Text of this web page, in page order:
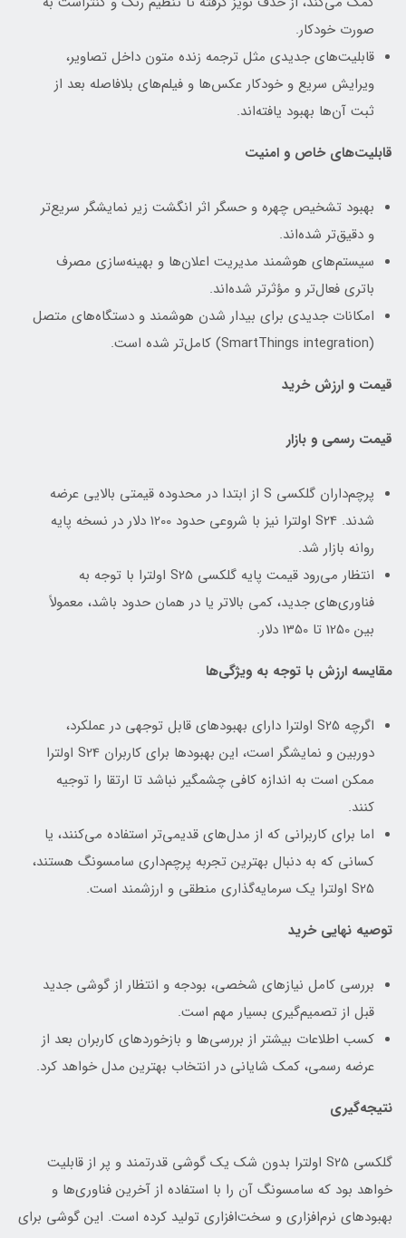
صورت خودکار.
قابلیت‌های جدیدی مثل ترجمه زنده متون داخل تصاویر،
ویرایش سریع و خودکار عکس‌ها و فیلم‌های بلافاصله بعد از
ثبت آن‌ها بهبود یافته‌اند.
قابلیت‌های خاص و امنیت
بهبود تشخیص چهره و حسگر اثر انگشت زیر نمایشگر سریع‌تر
و دقیق‌تر شده‌اند.
سیستم‌های هوشمند مدیریت اعلان‌ها و بهینه‌سازی مصرف
باتری فعال‌تر و مؤثرتر شده‌اند.
امکانات جدیدی برای بیدار شدن هوشمند و دستگاه‌های متصل
(SmartThings integration) کامل‌تر شده است.
قیمت و ارزش خرید
قیمت رسمی و بازار
پرچم‌داران گلکسی S از ابتدا در محدوده قیمتی بالایی عرضه
شدند. S24 اولترا نیز با شروعی حدود 1200 دلار در نسخه پایه
روانه بازار شد.
انتظار می‌رود قیمت پایه گلکسی S25 اولترا با توجه به
فناوری‌های جدید، کمی بالاتر یا در همان حدود باشد، معمولاً
بین 1250 تا 1350 دلار.
مقایسه ارزش با توجه به ویژگی‌ها
اگرچه S25 اولترا دارای بهبودهای قابل توجهی در عملکرد،
دوربین و نمایشگر است، این بهبودها برای کاربران S24 اولترا
ممکن است به اندازه کافی چشمگیر نباشد تا ارتقا را توجیه
کنند.
اما برای کاربرانی که از مدل‌های قدیمی‌تر استفاده می‌کنند، یا
کسانی که به دنبال بهترین تجربه پرچم‌داری سامسونگ هستند،
S25 اولترا یک سرمایه‌گذاری منطقی و ارزشمند است.
توصیه نهایی خرید
بررسی کامل نیازهای شخصی، بودجه و انتظار از گوشی جدید
قبل از تصمیم‌گیری بسیار مهم است.
کسب اطلاعات بیشتر از بررسی‌ها و بازخوردهای کاربران بعد از
عرضه رسمی، کمک شایانی در انتخاب بهترین مدل خواهد کرد.
نتیجه‌گیری
گلکسی S25 اولترا بدون شک یک گوشی قدرتمند و پر از قابلیت
خواهد بود که سامسونگ آن را با استفاده از آخرین فناوری‌ها و
بهبودهای نرم‌افزاری و سخت‌افزاری تولید کرده است. این گوشی برای